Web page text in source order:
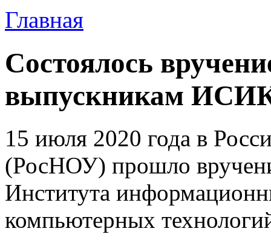
Главная
Состоялось
выпускникам
15 июля 2020 года в
(РосНОУ) прошло
Института
компьютерных